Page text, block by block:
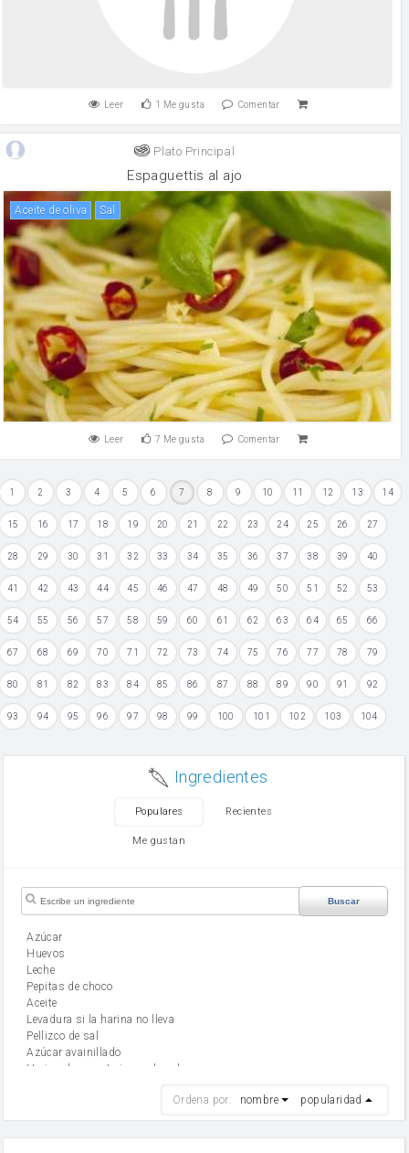
Leer 1 Me gusta Comentar
Plato Principal
Espaguettis al ajo
aceite de oliva sal
Leer 7 Me gusta Comentar
1 2 3 4 5 6 7 8 9 10 11 12 13 14
15 16 17 18 19 20 21 22 23 24 25 26 27
28 29 30 31 32 33 34 35 36 37 38 39 40
41 42 43 44 45 46 47 48 49 50 51 52 53
54 55 56 57 58 59 60 61 62 63 64 65 66
67 68 69 70 71 72 73 74 75 76 77 78 79
80 81 82 83 84 85 86 87 88 89 90 91 92
93 94 95 96 97 98 99 100 101 102 103 104
Ingredientes
Populares Recientes
Me gustan
Buscar
Azúcar
huevos
leche
Pepitas de choco
aceite
Levadura si la harina no lleva
Pellizco de sal
Azúcar avainillado
Harina de reposteria con levadura
mantequilla
Ordena por: nombre popularidad